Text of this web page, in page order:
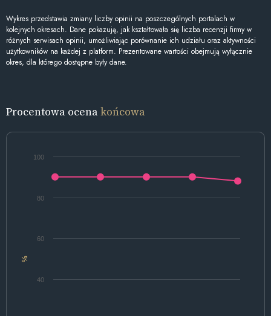
Wykres przedstawia zmiany liczby opinii na poszczególnych portalach w
kolejnych okresach. Dane pokazują, jak kształtowała się liczba recenzji firmy w
różnych serwisach opinii, umożliwiając porównanie ich udziału oraz aktywności
użytkowników na każdej z platform. Prezentowane wartości obejmują wyłącznie
okres, dla którego dostępne były dane.
Procentowa ocenakońcowa
%
40
60
80
100